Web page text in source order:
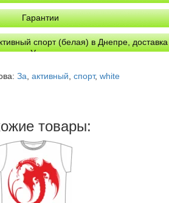
Гарантии
спорт (белая) в Днепре, доставка
по Украине
За, активный, спорт, white
товары: